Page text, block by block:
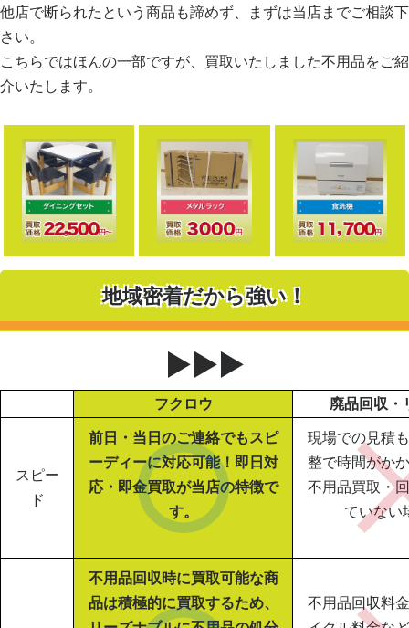
他店で断られたという商品も諦めず、まずは当店までご相談下
さい。
こちらではほんの一部ですが、買取いたしました不用品をご紹
介いたします。
地域密着だから強い！
▶▶▶
フクロウ 廃品回収・
スピー
ド
前日・当日のご連絡でもスピ
ーディーに対応可能！即日対
応・即金買取が当店の特徴で
す。
現場での見積
整で時間がか
不用品買取・
ていない
不用品回収時に買取可能な商
品は積極的に買取するため、
不用品回収料